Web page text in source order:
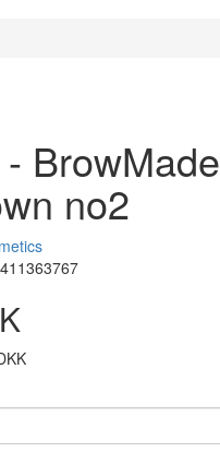
BrowMade
no2